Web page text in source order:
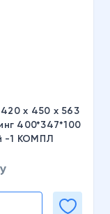
х 450 х 563
400*347*100
-1 КОМПЛ